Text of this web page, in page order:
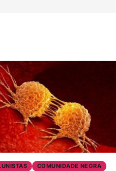
COMUNIDADE NEGRA